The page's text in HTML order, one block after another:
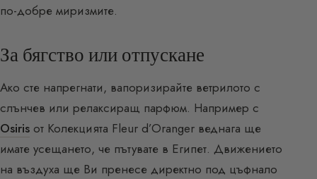
по-добре миризмите.
За бягство или отпускане
Ако сте напрегнати, вапоризирайте ветрилото с
слънчев или релаксиращ парфюм. Например с
Osiris от Колекцията Fleur d’Oranger веднага ще
имате усещането, че пътувате в Египет. Движението
на въздуха ще Ви пренесе директно под цъфнало